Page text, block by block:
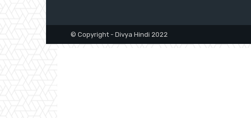
© Copyright - Divya Hindi 2022